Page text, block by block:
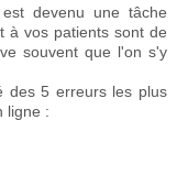
devenu une tâche
à vos patients sont de
souvent que l'on s'y
des 5 erreurs les plus
ligne :